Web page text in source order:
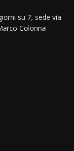
su 7, sede via
Colonna